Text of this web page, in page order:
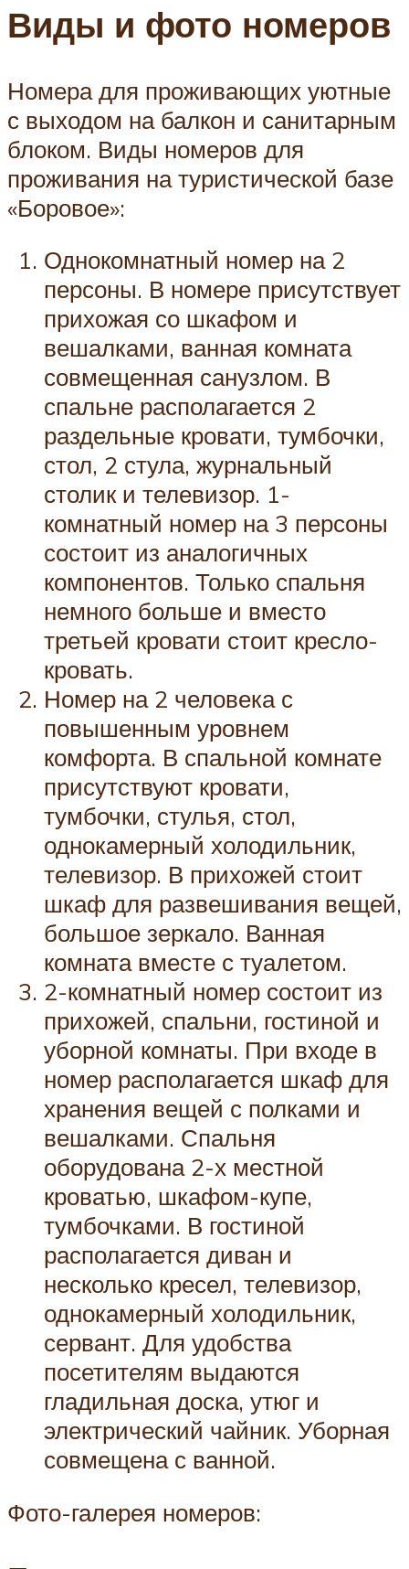
Виды и фото номеров
Номера для проживающих уютные
с выходом на балкон и санитарным
блоком. Виды номеров для
проживания на туристической базе
«Боровое»:
Однокомнатный номер на 2
персоны. В номере присутствует
прихожая со шкафом и
вешалками, ванная комната
совмещенная санузлом. В
спальне располагается 2
раздельные кровати, тумбочки,
стол, 2 стула, журнальный
столик и телевизор. 1-
комнатный номер на 3 персоны
состоит из аналогичных
компонентов. Только спальня
немного больше и вместо
третьей кровати стоит кресло-
кровать.
Номер на 2 человека с
повышенным уровнем
комфорта. В спальной комнате
присутствуют кровати,
тумбочки, стулья, стол,
однокамерный холодильник,
телевизор. В прихожей стоит
шкаф для развешивания вещей,
большое зеркало. Ванная
комната вместе с туалетом.
2-комнатный номер состоит из
прихожей, спальни, гостиной и
уборной комнаты. При входе в
номер располагается шкаф для
хранения вещей с полками и
вешалками. Спальня
оборудована 2-х местной
кроватью, шкафом-купе,
тумбочками. В гостиной
располагается диван и
несколько кресел, телевизор,
однокамерный холодильник,
сервант. Для удобства
посетителям выдаются
гладильная доска, утюг и
электрический чайник. Уборная
совмещена с ванной.
Фото-галерея номеров: